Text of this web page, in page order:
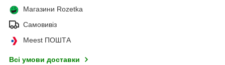
Магазини Rozetka
Самовивіз
Meest ПОШТА
Всі умови доставки